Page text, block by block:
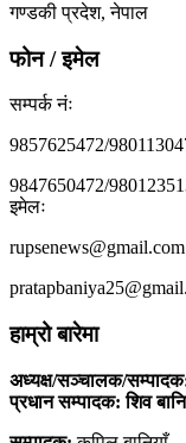
गण्डकी प्रदेश, नेपाल
फोन / इमेल
सम्पर्क नंः
9857625472/
9847650472/
इमेलः
rupsenews@gmail.com
हाम्रो बारेमा
अध्यक्ष/सञ्चालक/
प्रधान सम्पादक: शिव